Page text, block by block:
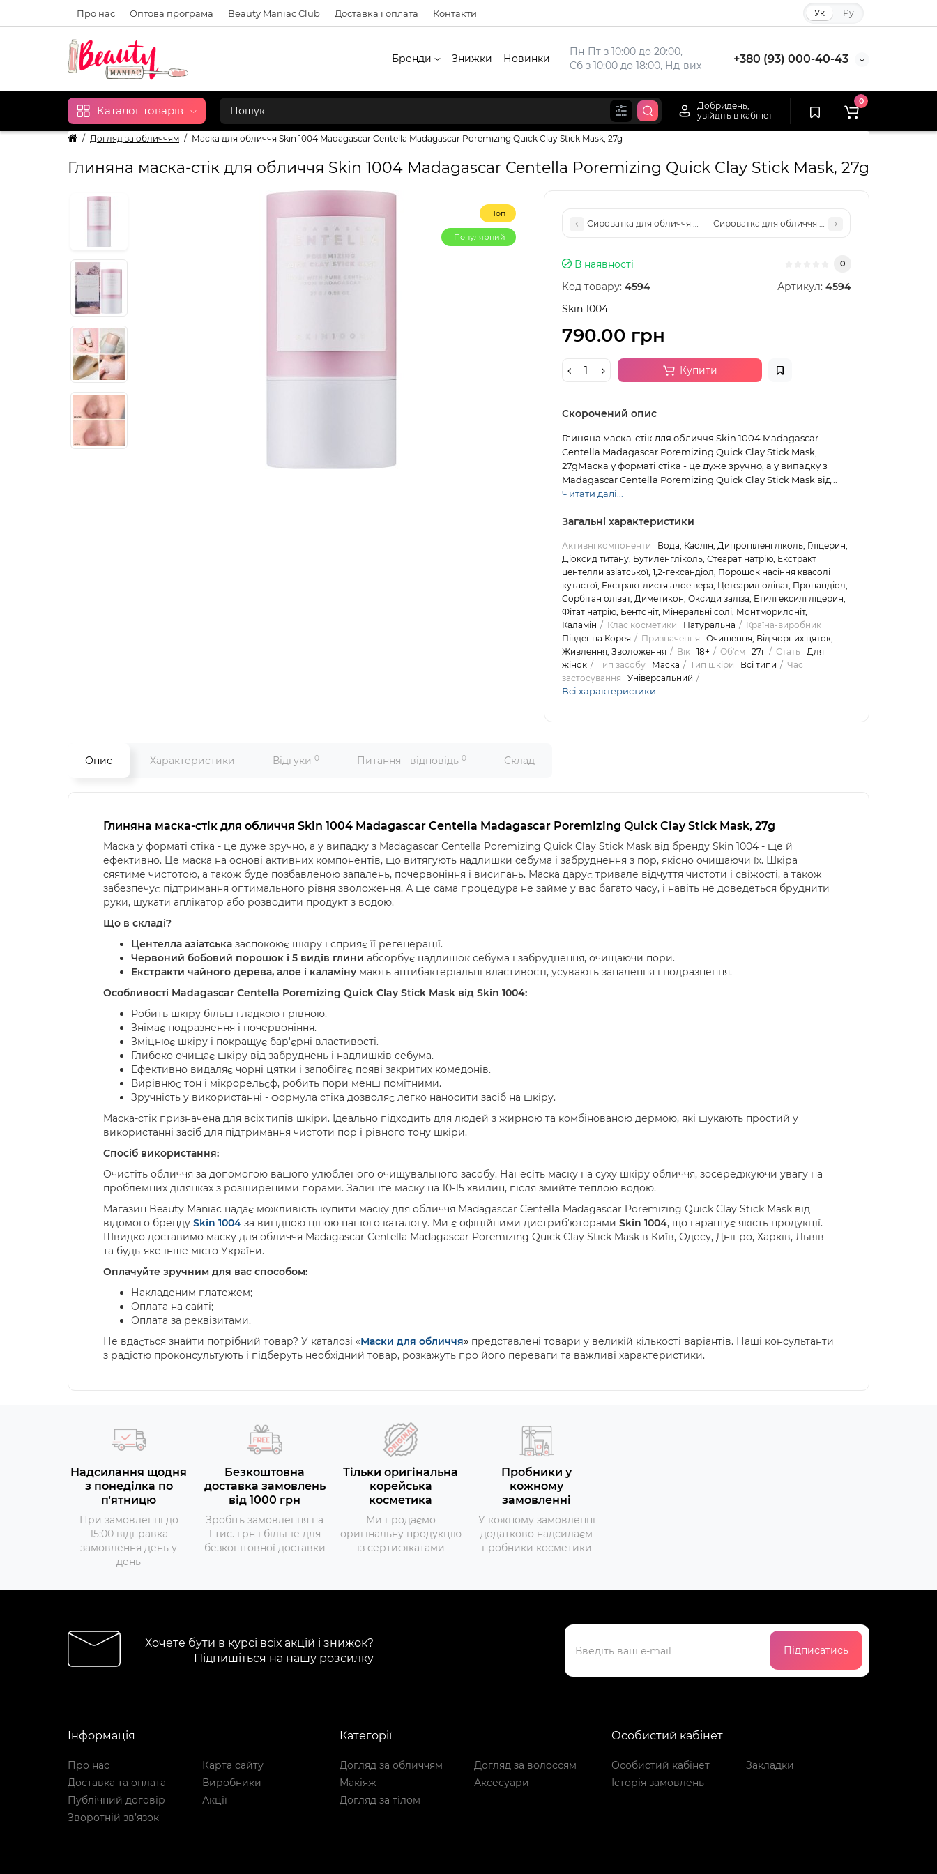
Про нас Оптова програма Beauty Maniac Club Доставка і оплата Контакти Ук Ру
Пн-Пт з 10:00 до 20:00,
Сб з 10:00 до 18:00, Нд-вих
+380 (93) 000-40-43
Бренди Знижки Новинки
Каталог товарів
Добридень,
увійдіть в кабінет
0
Догляд за обличчям Маска для обличчя Skin 1004 Madagascar Centella Madagascar Poremizing Quick Clay Stick Mask, 27g
Глиняна маска-стік для обличчя Skin 1004 Madagascar Centella Poremizing Quick Clay Stick Mask, 27g
Топ
Популярний
Сироватка для обличчя Dr. Althea Vitamin C Boosting Serum, 30ml
Сироватка для обличчя Cosrx The 6 Peptide Skin
В наявності 0
Код товару: 4594 Артикул: 4594
Skin 1004
790.00 грн
Купити
Скорочений опис
Глиняна маска-стік для обличчя Skin 1004 Madagascar
Centella Madagascar Poremizing Quick Clay Stick Mask,
27gМаска у форматі стіка - це дуже зручно, а у випадку з
Madagascar Centella Poremizing Quick Clay Stick Mask від...
Читати далі...
Загальні характеристики
Активні компоненти
Вода, Каолін, Дипропіленгліколь, Гліцерин,
Діоксид титану, Бутиленгліколь, Стеарат натрію, Екстракт
центелли азіатської, 1,2-гександіол, Порошок насіння квасолі
кутастої, Екстракт листя алое вера, Цетеарил оліват, Пропандіол,
Сорбітан оліват, Диметикон, Оксиди заліза, Етилгексилгліцерин,
Фітат натрію, Бентоніт, Мінеральні солі, Монтморилоніт,
Каламін
Клас косметики Натуральна
Країна-виробник
Південна Корея
Призначення
Очищення, Від чорних цяток,
Живлення, Зволоження
Вік 18+ Об'єм 27г Стать
Для
жінок
Тип засобу Маска Тип шкіри Всі типи
Час
застосування
Універсальний
Всі характеристики
Опис Характеристики Відгуки 0 Питання - відповідь 0 Склад
Глиняна маска-стік для обличчя Skin 1004 Madagascar Centella Madagascar Poremizing Quick Clay Stick Mask, 27g
Маска у форматі стіка - це дуже зручно, а у випадку з Madagascar Centella Poremizing Quick Clay Stick Mask від бренду Skin 1004 - ще й
ефективно. Це маска на основі активних компонентів, що витягують надлишки себума і забруднення з пор, якісно очищаючи їх. Шкіра
сяятиме чистотою, а також буде позбавленою запалень, почервоніння і висипань. Маска дарує тривале відчуття чистоти і свіжості, а також
забезпечує підтримання оптимального рівня зволоження. А ще сама процедура не займе у вас багато часу, і навіть не доведеться бруднити
руки, шукати аплікатор або розводити продукт з водою.
Що в складі?
Центелла азіатська заспокоює шкіру і сприяє її регенерації.
Червоний бобовий порошок і 5 видів глини абсорбує надлишок себума і забруднення, очищаючи пори.
Екстракти чайного дерева, алое і каламіну мають антибактеріальні властивості, усувають запалення і подразнення.
Особливості Madagascar Centella Poremizing Quick Clay Stick Mask від Skin 1004:
Робить шкіру більш гладкою і рівною.
Знімає подразнення і почервоніння.
Зміцнює шкіру і покращує бар'єрні властивості.
Глибоко очищає шкіру від забруднень і надлишків себума.
Ефективно видаляє чорні цятки і запобігає появі закритих комедонів.
Вирівнює тон і мікрорельєф, робить пори менш помітними.
Зручність у використанні - формула стіка дозволяє легко наносити засіб на шкіру.
Маска-стік призначена для всіх типів шкіри. Ідеально підходить для людей з жирною та комбінованою дермою, які шукають простий у
використанні засіб для підтримання чистоти пор і рівного тону шкіри.
Спосіб використання:
Очистіть обличчя за допомогою вашого улюбленого очищувального засобу. Нанесіть маску на суху шкіру обличчя, зосереджуючи увагу на
проблемних ділянках з розширеними порами. Залиште маску на 10-15 хвилин, після змийте теплою водою.
Магазин Beauty Maniac надає можливість купити маску для обличчя Madagascar Centella Madagascar Poremizing Quick Clay Stick Mask від
відомого бренду Skin 1004 за вигідною ціною нашого каталогу. Ми є офіційними дистриб'юторами Skin 1004, що гарантує якість продукції.
Швидко доставимо маску для обличчя Madagascar Centella Madagascar Poremizing Quick Clay Stick Mask в Київ, Одесу, Дніпро, Харків, Львів
та будь-яке інше місто України.
Оплачуйте зручним для вас способом:
Накладеним платежем;
Оплата на сайті;
Оплата за реквізитами.
Не вдається знайти потрібний товар? У каталозі «Маски для обличчя» представлені товари у великій кількості варіантів. Наші консультанти
з радістю проконсультують і підберуть необхідний товар, розкажуть про його переваги та важливі характеристики.
Надсилання щодня
з понеділка по
пʼятницю
При замовленні до
15:00 відправка
замовлення день у
день
Безкоштовна
доставка замовлень
від 1000 грн
Зробіть замовлення на
1 тис. грн і більше для
безкоштовної доставки
Тільки оригінальна
корейська
косметика
Ми продаємо
оригінальну продукцію
із сертифікатами
Пробники у
кожному
замовленні
У кожному замовленні
додатково надсилаєм
пробники косметики
Хочете бути в курсі всіх акцій і знижок?
Підпишіться на нашу розсилку
Підписатись
Інформація
Про нас
Доставка та оплата
Публічний договір
Зворотній зв’язок
Карта сайту
Виробники
Акції
Категорії
Догляд за обличчям
Макіяж
Догляд за тілом
Догляд за волоссям
Аксесуари
Особистий кабінет
Особистий кабінет
Історія замовлень
Закладки